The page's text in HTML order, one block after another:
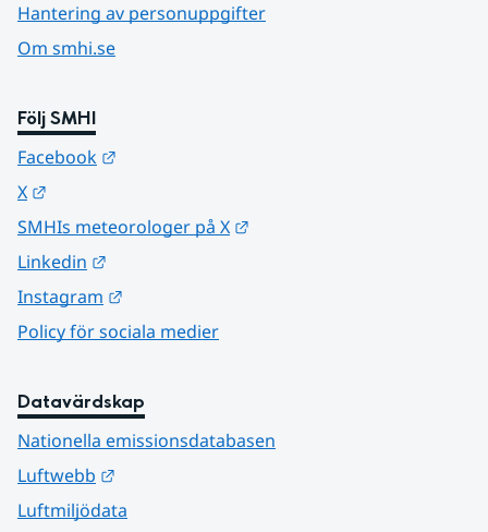
Hantering av personuppgifter
Om smhi.se
Följ SMHI
Facebook
X
SMHIs meteorologer på X
Linkedin
Instagram
Policy för sociala medier
Datavärdskap
Nationella emissionsdatabasen
Luftwebb
Luftmiljödata